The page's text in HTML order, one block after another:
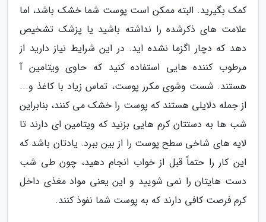
کمک بگیرید. البته ممکن است پوست شما خشک باشد، اما
علامت های ذکرشده را نداشته باشید یا پزشک تشخیص
دهد که دچار اگزما نشده اید. در این شرایط نیاز دارید از
مرطوب کننده هایی استفاده کنید که حاوی ویتامین آ
هستند. شست وشوی مکرر پوست، تماس زیاد با کاغذ و...
از جمله دلایلی هستند که پوست را خشک می کنند، بنابراین
شب ها به دستتان کرم هایی بزنید که ویتامین ای دارند تا
لایه های شاخی سطح پوست را از بین ببرد. یادتان باشد که
این کار را حتماً قبل از خواب انجام دهید، چون طی شب
دست هایتان را نمی شویید و این یعنی مواد مغذی داخل
کرم فرصت کافی دارند که به پوست شما نفوذ کنند.